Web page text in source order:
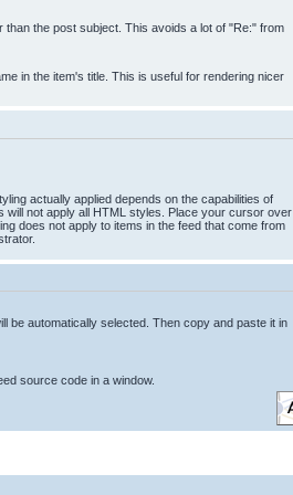
than the post subject. This avoids a lot of "Re:" from
in the item's title. This is useful for rendering nicer
actually applied depends on the capabilities of
will not apply all HTML styles. Place your cursor over
does not apply to items in the feed that come from
be automatically selected. Then copy and paste it in
source code in a window.